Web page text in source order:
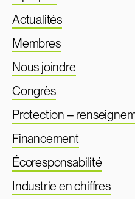
Actualités
Membres
Nous joindre
Congrès
Protection –
Financement
Écoresponsabilité
Industrie en chiffres